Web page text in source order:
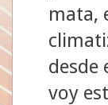
mata,
desde
voy